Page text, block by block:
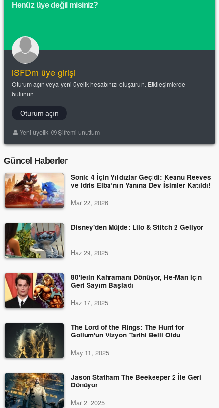
Henüz üye değil misiniz?
iSFDm üye girişi
Oturum açın veya yeni üyelik hesabınızı oluşturun. Etkileşimlerde
bulunun..
Oturum açın
Yeni üyelik Şifremi unuttum
Güncel Haberler
Sonic 4 İçin Yıldızlar Geçidi: Keanu Reeves
ve Idris Elba’nın Yanına Dev İsimler Katıldı!
Mar 22, 2026
Disney'den Müjde: Lilo & Stitch 2 Geliyor
Haz 29, 2025
80'lerin Kahramanı Dönüyor, He-Man için
Geri Sayım Başladı
Haz 17, 2025
The Lord of the Rings: The Hunt for
Gollum'un Vizyon Tarihi Belli Oldu
May 11, 2025
Jason Statham The Beekeeper 2 İle Geri
Dönüyor
Mar 2, 2025